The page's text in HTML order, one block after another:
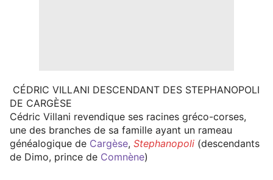
CÉDRIC VILLANI DESCENDANT DES STEPHANOPOLI
DE CARGÈSE
Cédric Villani revendique ses racines gréco-corses,
une des branches de sa famille ayant un rameau
généalogique de Cargèse, Stephanopoli (descendants
de Dimo, prince de Comnène)